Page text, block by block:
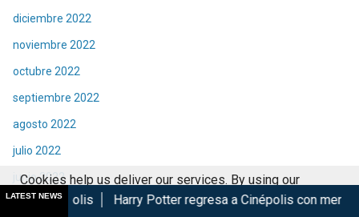
diciembre 2022
noviembre 2022
octubre 2022
septiembre 2022
agosto 2022
julio 2022
junio 2022
LATEST NEWS
Harry Potter regresa a Cinépolis con menú y coleccionables
Cookies help us deliver our services. By using our
services, you agree to our use of cookies.
Got it